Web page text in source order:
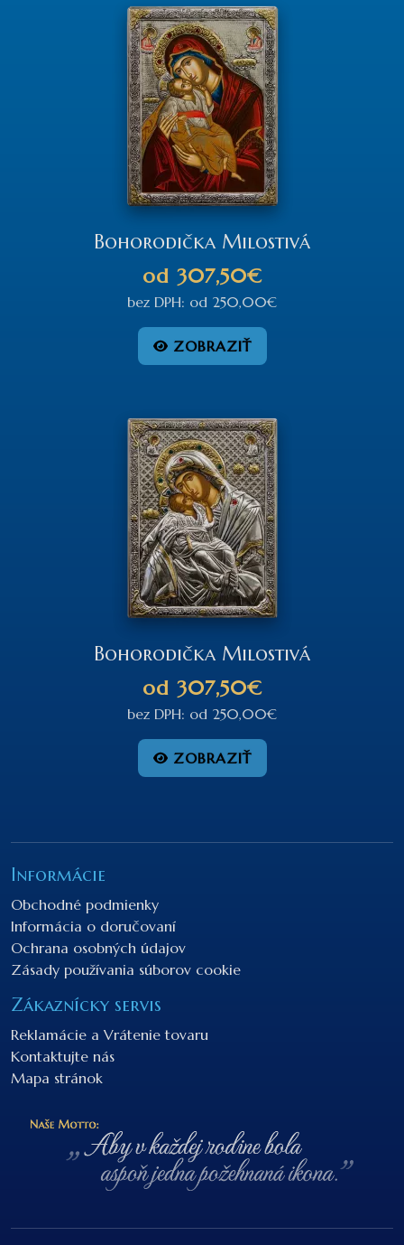
Bohorodička Milostivá
od 307,50€
bez DPH: od 250,00€
ZOBRAZIŤ
Bohorodička Milostivá
od 307,50€
bez DPH: od 250,00€
ZOBRAZIŤ
Informácie
Obchodné podmienky
Informácia o doručovaní
Ochrana osobných údajov
Zásady používania súborov cookie
Zákaznícky servis
Reklamácie a Vrátenie tovaru
Kontaktujte nás
Mapa stránok